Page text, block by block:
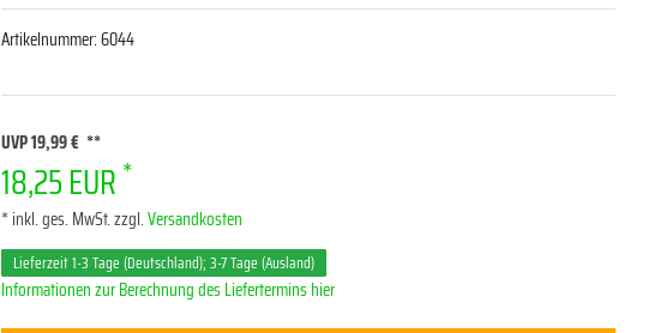
Artikelnummer:6044
UVP 19,99 €
18,25 EUR *
* inkl. ges. MwSt. zzgl.Versandkosten
Lieferzeit 1-3 Tage (Deutschland); 3-7 Tage (Ausland)
Informationen zur Berechnung des Liefertermins hier